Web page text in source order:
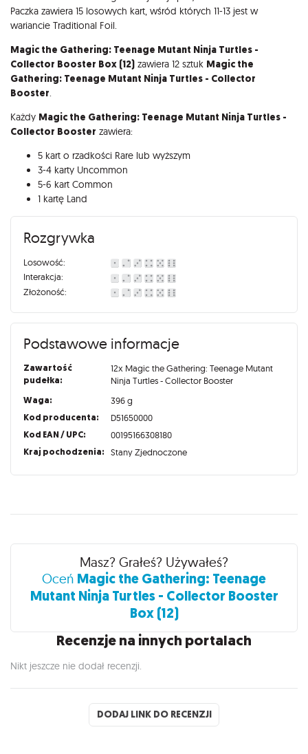
Paczka zawiera 15 losowych kart, wśród których 11-13 jest w
wariancie Traditional Foil.
Magic the Gathering: Teenage Mutant Ninja Turtles -
Collector Booster Box (12) zawiera 12 sztuk Magic the
Gathering: Teenage Mutant Ninja Turtles - Collector
Booster.
Każdy Magic the Gathering: Teenage Mutant Ninja Turtles -
Collector Booster zawiera:
5 kart o rzadkości Rare lub wyższym
3-4 karty Uncommon
5-6 kart Common
1 kartę Land
Rozgrywka
Losowość:
Interakcja:
Złożoność:
Podstawowe informacje
Zawartość
pudełka:
12x Magic the Gathering: Teenage Mutant
Ninja Turtles - Collector Booster
Waga: 396 g
Kod producenta: D51650000
Kod EAN / UPC: 00195166308180
Kraj pochodzenia: Stany Zjednoczone
Recenzje
Masz? Grałeś? Używałeś?
Oceń Magic the Gathering: Teenage
Mutant Ninja Turtles - Collector Booster
Box (12)
Recenzje na innych portalach
Nikt jeszcze nie dodał recenzji.
DODAJ LINK DO RECENZJI